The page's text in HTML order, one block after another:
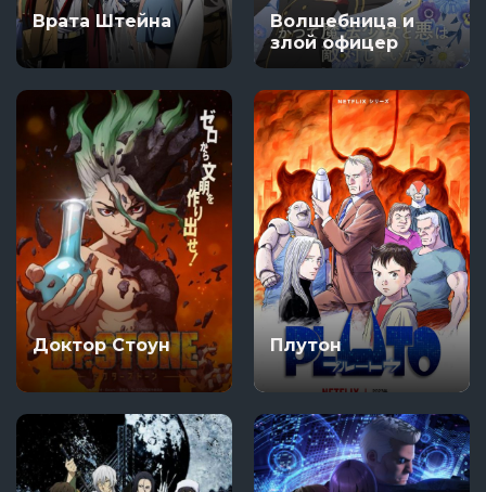
Врата Штейна
Волшебница и
злой офицер
Доктор Стоун Плутон